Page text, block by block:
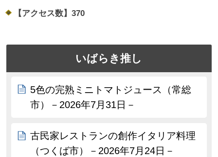
【アクセス数】 370
いばらき推し
5色の完熟ミニトマトジュース（常総
市）－2026年7月31日－
古民家レストランの創作イタリア料理
（つくば市）－2026年7月24日－